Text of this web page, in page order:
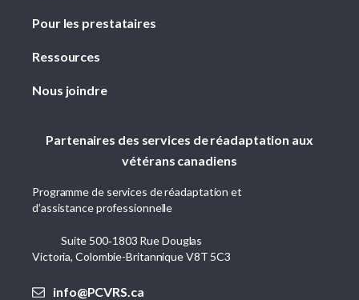
Pour les prestataires
Ressources
Nous joindre
Partenaires des services de réadaptation aux
vétérans canadiens
Programme de services de réadaptation et
d’assistance professionnelle
Suite 500‑1803 Rue Douglas
Victoria, Colombie-Britannique V8T 5C3
info@PCVRS.ca